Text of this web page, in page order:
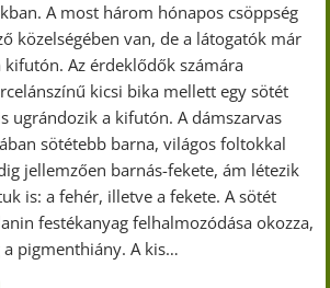
A most három hónapos csöppség
közelségében van, de a látogatók már
Az érdeklődők számára
kicsi bika mellett egy sötét
ugrándozik a kifutón. A dámszarvas
sötétebb barna, világos foltokkal
jellemzően barnás-fekete, ám létezik
is: a fehér, illetve a fekete. A sötét
festékanyag felhalmozódása okozza,
pigmenthiány. A kis…